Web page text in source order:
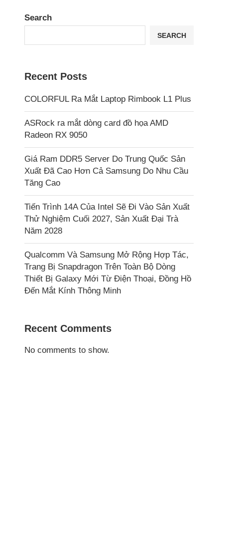
Search
SEARCH
Recent Posts
COLORFUL Ra Mắt Laptop Rimbook L1 Plus
ASRock ra mắt dòng card đồ họa AMD
Radeon RX 9050
Giá Ram DDR5 Server Do Trung Quốc Sản
Xuất Đã Cao Hơn Cả Samsung Do Nhu Cầu
Tăng Cao
Tiến Trình 14A Của Intel Sẽ Đi Vào Sản Xuất
Thử Nghiệm Cuối 2027, Sản Xuất Đại Trà
Năm 2028
Qualcomm Và Samsung Mở Rộng Hợp Tác,
Trang Bị Snapdragon Trên Toàn Bộ Dòng
Thiết Bị Galaxy Mới Từ Điện Thoại, Đồng Hồ
Đến Mắt Kính Thông Minh
Recent Comments
No comments to show.